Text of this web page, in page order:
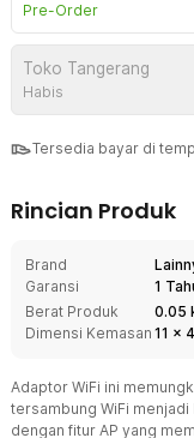
Pre-Order
Toko Tangerang
Habis
Tersedia bayar di
Rincian Produk
Brand
Garansi
1
Berat Produk
0.05
Dimensi Kemasan 11 x 4
Adaptor WiFi ini
tersambung WiFi
dengan fitur AP yang